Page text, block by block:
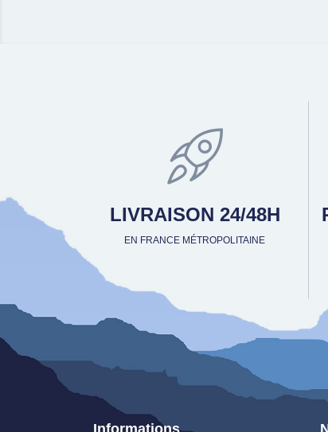
LIVRAISON 24/48H
EN FRANCE MÉTROPOLITAINE
Informations